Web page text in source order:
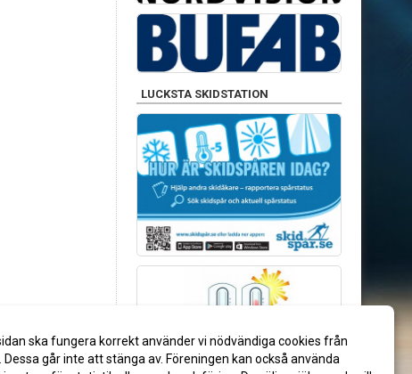
LUCKSTA SKIDSTATION
ska fungera korrekt använder vi nödvändiga cookies från
går inte att stänga av. Föreningen kan också använda